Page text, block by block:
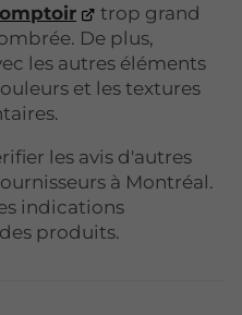
trop grand
De plus,
les autres éléments
et les textures
les avis d'autres
à Montréal.
indications
produits.